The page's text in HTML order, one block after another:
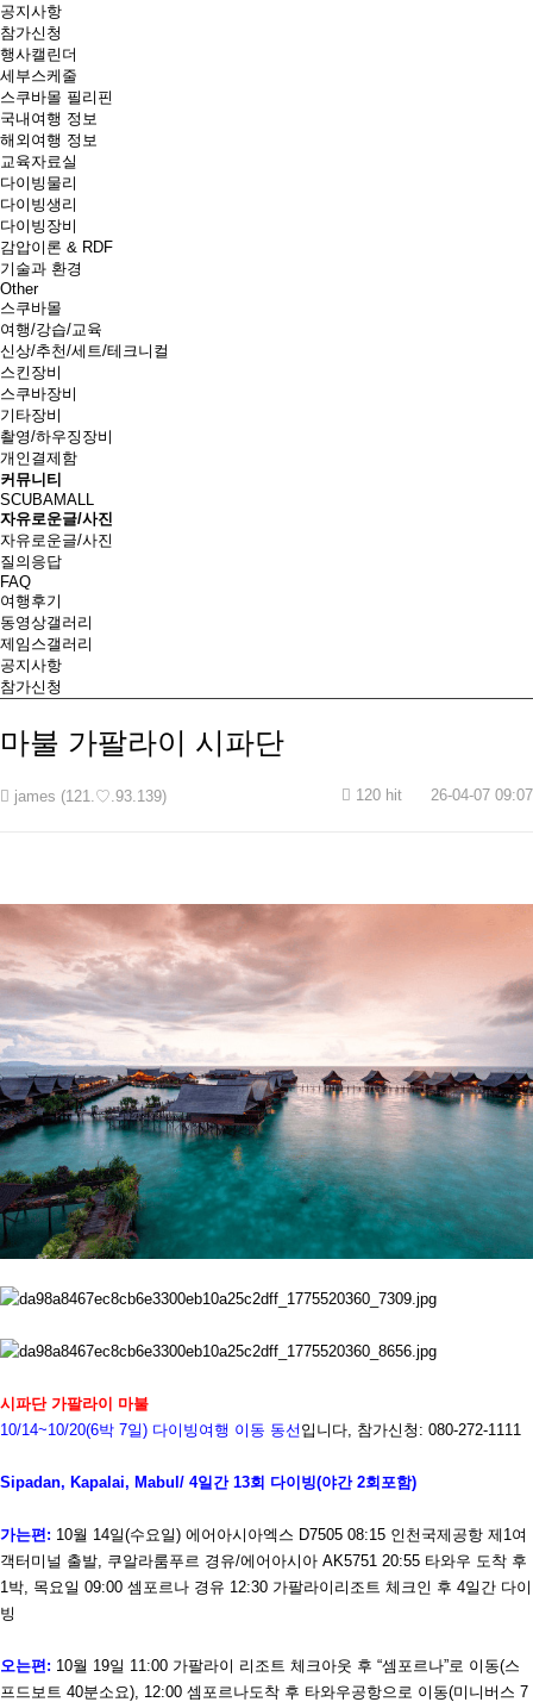
공지사항
참가신청
행사캘린더
세부스케줄
스쿠바몰 필리핀
국내여행 정보
해외여행 정보
교육자료실
다이빙물리
다이빙생리
다이빙장비
감압이론 & RDF
기술과 환경
Other
스쿠바몰
여행/강습/교육
신상/추천/세트/테크니컬
스킨장비
스쿠바장비
기타장비
촬영/하우징장비
개인결제함
커뮤니티
SCUBAMALL
자유로운글/사진
자유로운글/사진
질의응답
FAQ
여행후기
동영상갤러리
제임스갤러리
공지사항
참가신청
마불 가팔라이 시파단
james (121.♡.93.139) 26-04-07 09:07
120 hit
시파단 가팔라이 마불
10/14~10/20(6박 7일) 다이빙여행 이동 동선 입니다, 참가신청 : 080-272-1111
Sipadan, Kapalai, Mabul/ 4일간 13회 다이빙(야간 2회포함)
가는편: 10월 14일(수요일) 에어아시아엑스 D7505 08:15 인천국제공항 제 1여
객터미널 출발, 쿠알라룸푸르 경유/에어아시아 AK5751 20:55 타와우 도착 후
1박, 목요일 09:00 셈포르나 경유 12:30 가팔라이리조트 체크인 후 4일간 다이
빙
오는편: 10월 19일 11:00 가팔라이 리조트 체크아웃 후 “셈포르나”로 이동(스
프드보트 40분소요), 12:00 셈포르나도착 후 타와우공항으로 이동(미니버스 7